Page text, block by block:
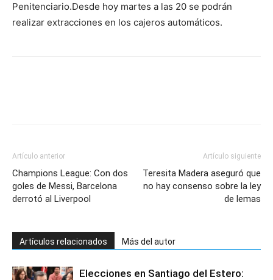
Penitenciario.Desde hoy martes a las 20 se podrán
realizar extracciones en los cajeros automáticos.
Artículo anterior
Champions League: Con dos
goles de Messi, Barcelona
derrotó al Liverpool
Artículo siguiente
Teresita Madera aseguró que
no hay consenso sobre la ley
de lemas
Artículos relacionados Más del autor
Elecciones en Santiago del Estero: